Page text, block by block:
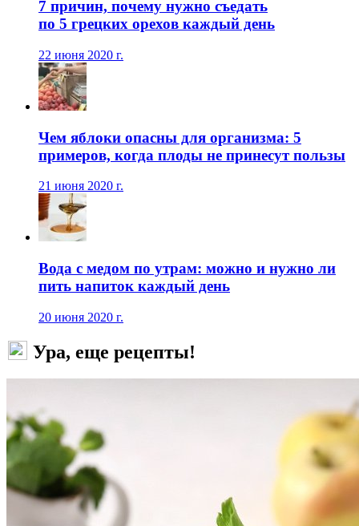
7 причин, почему нужно съедать
по 5 грецких орехов каждый день
22 июня 2020 г.
Чем яблоки опасны для организма: 5
примеров, когда плоды не принесут пользы
21 июня 2020 г.
Вода с медом по утрам: можно и нужно ли
пить напиток каждый день
20 июня 2020 г.
Ура, еще рецепты!